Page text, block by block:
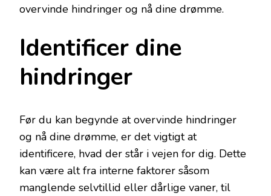
overvinde hindringer og nå dine drømme.
Identificer dine
hindringer
Før du kan begynde at overvinde hindringer
og nå dine drømme, er det vigtigt at
identificere, hvad der står i vejen for dig. Dette
kan være alt fra interne faktorer såsom
manglende selvtillid eller dårlige vaner, til